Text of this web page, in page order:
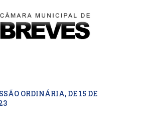
ORDINÁRIA, DE 15 DE